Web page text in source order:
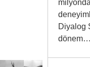
Diyalog